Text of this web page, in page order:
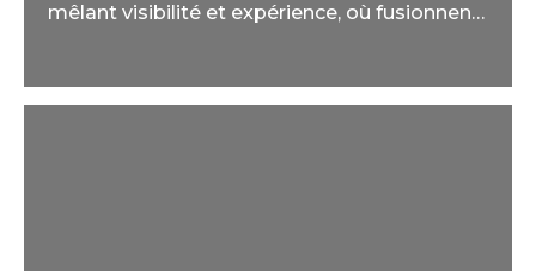
mêlant visibilité et expérience, où fusionnent